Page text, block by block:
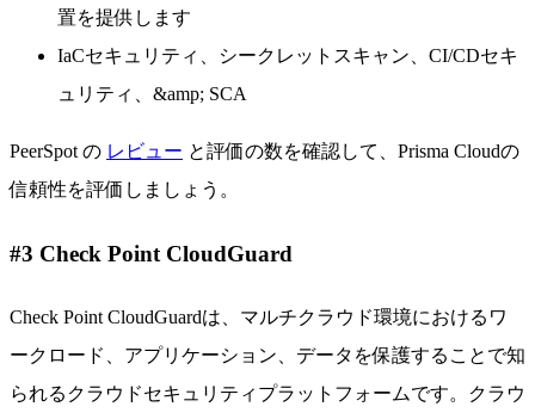
置を提供します
IaCセキュリティ、シークレットスキャン、CI/CDセキ
ュリティ、&amp; SCA
PeerSpot の レビュー と評価の数を確認して、Prisma Cloudの
信頼性を評価しましょう。
#3 Check Point CloudGuard
Check Point CloudGuardは、マルチクラウド環境におけるワ
ークロード、アプリケーション、データを保護することで知
られるクラウドセキュリティプラットフォームです。クラウ